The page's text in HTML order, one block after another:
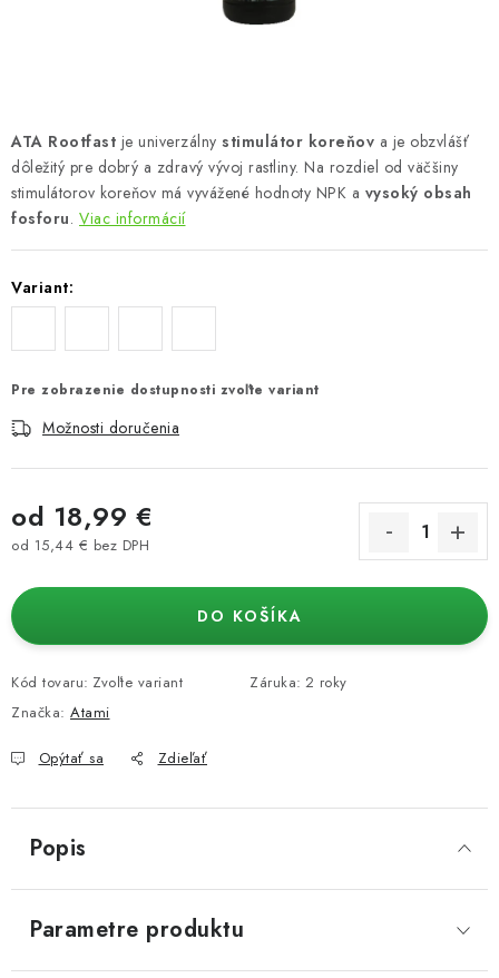
Podmienky o ochrane osobných údajov
ATA Rootfast je univerzálny stimulátor koreňov a je obzvlášť
dôležitý pre dobrý a zdravý vývoj rastliny. Na rozdiel od väčšiny
stimulátorov koreňov má vyvážené hodnoty NPK a vysoký obsah
fosforu. Viac informácií
Variant:
Pre zobrazenie dostupnosti zvoľte variant
Možnosti doručenia
od 18,99 €
od 15,44 € bez DPH
DO KOŠÍKA
Kód tovaru: Zvoľte variant Záruka: 2 roky
Značka: Atami
Opýtať sa Zdieľať
Popis
Parametre produktu